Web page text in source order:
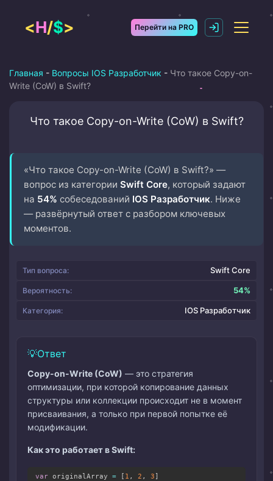
содержимому
<H/$> Перейти на PRO
Главная - Вопросы IOS Разработчик - Что такое Copy-on-
Write (CoW) в Swift?
Что такое Copy-on-Write (CoW) в Swift?
«Что такое Copy-on-Write (CoW) в Swift?» —
вопрос из категории Swift Core, который задают
на 54% собеседований IOS Разработчик. Ниже
— развёрнутый ответ с разбором ключевых
моментов.
Тип вопроса: Swift Core
Вероятность: 54%
Категория: IOS Разработчик
Ответ
Copy-on-Write (CoW) — это стратегия
оптимизации, при которой копирование данных
структуры или коллекции происходит не в момент
присваивания, а только при первой попытке её
модификации.
Как это работает в Swift:
var originalArray = [ 1 , 2 , 3 ]